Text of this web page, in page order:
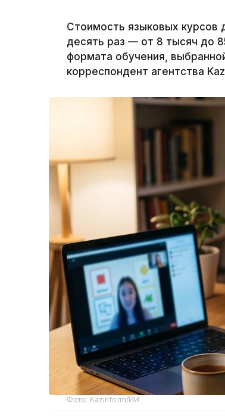
Стоимость языковых курсов
десять раз — от 8 тысяч до
формата обучения,
корреспондент агентства
Фото: Kazinform/ИИ